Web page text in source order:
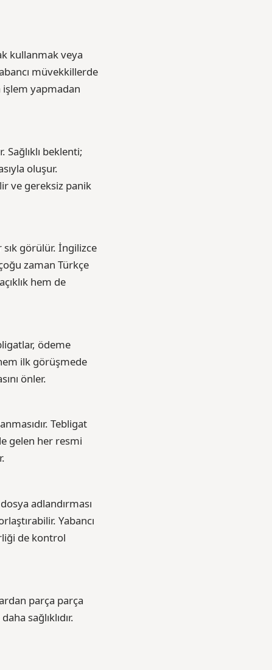
kullanmak veya
müvekkillerde
işlem yapmadan
beklenti;
oluşur.
ve gereksiz panik
sık görülür. İngilizce
zaman Türkçe
hem de
ödeme
ilk görüşmede
önler.
Tebligat
gelen her resmi
adlandırması
Yabancı
de kontrol
parça parça
sağlıklıdır.